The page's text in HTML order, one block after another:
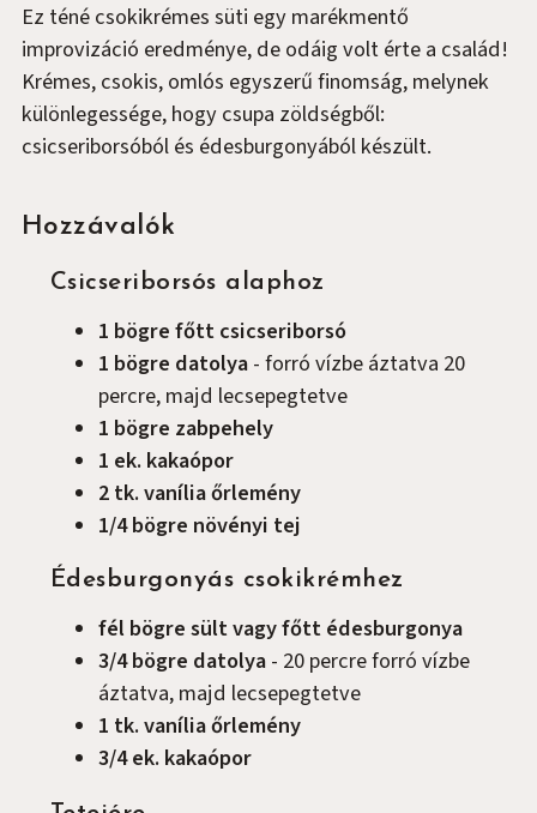
Ez téné csokikrémes süti egy marékmentő
improvizáció eredménye, de odáig volt érte a család!
Krémes, csokis, omlós egyszerű finomság, melynek
különlegessége, hogy csupa zöldségből:
csicseriborsóból és édesburgonyából készült.
Hozzávalók
Csicseriborsós alaphoz
1 bögrefőtt csicseriborsó
1 bögre datolya-forró vízbe áztatva 20
percre, majd lecsepegtetve
1 bögre zabpehely
1 ek.kakaópor
2tk.vanília őrlemény
1/4bögre növényi tej
Édesburgonyás csokikrémhez
félbögresült vagy főtt édesburgonya
3/4bögre datolya- 20 percre forró vízbe
áztatva, majd lecsepegtetve
1 tk.vanília őrlemény
3/4ek.kakaópor